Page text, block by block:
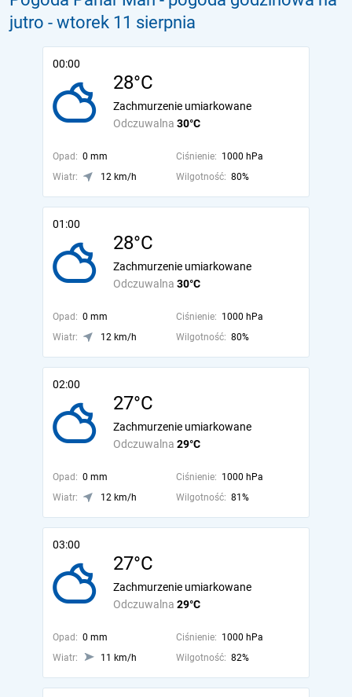
jutro - wtorek 11 sierpnia
00:00
28°C
Odczuwalna 30°C
Zachmurzenie umiarkowane
Opad: 0 mm Ciśnienie: 1000 hPa
Wiatr:
12 km/h Wilgotność: 80%
01:00
28°C
Odczuwalna 30°C
Zachmurzenie umiarkowane
Opad: 0 mm Ciśnienie: 1000 hPa
Wiatr:
12 km/h Wilgotność: 80%
02:00
27°C
Odczuwalna 29°C
Zachmurzenie umiarkowane
Opad: 0 mm Ciśnienie: 1000 hPa
Wiatr:
12 km/h Wilgotność: 81%
03:00
27°C
Odczuwalna 29°C
Zachmurzenie umiarkowane
Opad: 0 mm Ciśnienie: 1000 hPa
Wiatr:
11 km/h Wilgotność: 82%